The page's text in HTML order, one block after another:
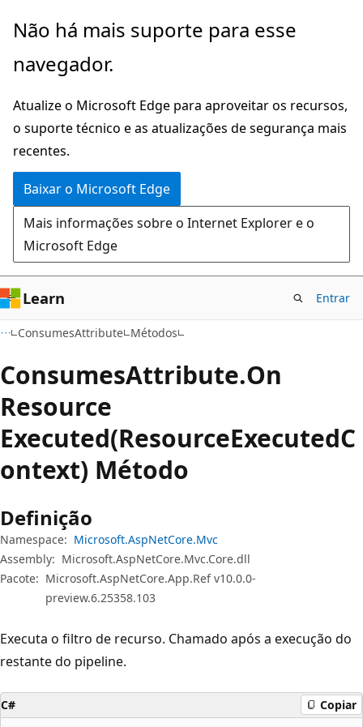
Pular
o
principal
Ignore
passe
a
navegação
na
página
Não há mais suporte para esse
navegador.
Atualize o Microsoft Edge para aproveitar os recursos,
o suporte técnico e as atualizações de segurança mais
recentes.
Baixar o Microsoft Edge
Mais informações sobre o Internet Explorer e o
Microsoft Edge
Learn Entrar
ConsumesAttribute Métodos
ConsumesAttribute.On
Resource
Executed(ResourceExecutedC
ontext) Método
Definição
Namespace: Microsoft.AspNetCore.Mvc
Assembly: Microsoft.AspNetCore.Mvc.Core.dll
Pacote: Microsoft.AspNetCore.App.Ref v10.0.0-
preview.6.25358.103
Executa o filtro de recurso. Chamado após a execução do
restante do pipeline.
C# Copiar